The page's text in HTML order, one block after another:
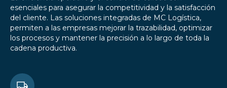
esenciales para asegurar la competitividad y la satisfacción
del cliente. Las soluciones integradas de MC Logística,
permiten a las empresas mejorar la trazabilidad, optimizar
los procesos y mantener la precisión a lo largo de toda la
cadena productiva.